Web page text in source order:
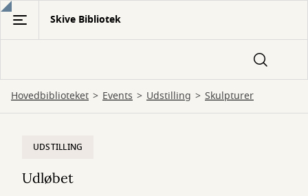
Gå
hovedindhold
Skive Bibliotek
Hovedbiblioteket Events Udstilling Skulpturer
UDSTILLING
Udløbet